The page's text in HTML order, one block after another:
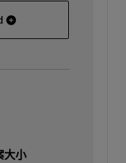
32-bit Windows
大小